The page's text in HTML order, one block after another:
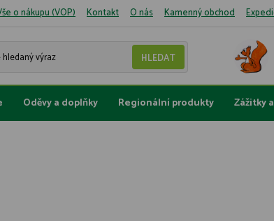
o nákupu (VOP) Kontakt O nás Kamenný obchod
Oděvy a doplňky Regionální produkty Zážitky